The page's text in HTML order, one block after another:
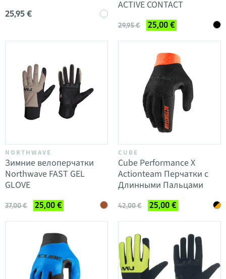
25,95 €
ACTIVE CONTACT
29,95 € 25,00 €
NORTHWAVE
Зимние велоперчатки
Northwave FAST GEL
GLOVE
37,00 € 25,00 €
CUBE
Cube Performance X
Actionteam Перчатки с
Длинными Пальцами
42,00 € 25,00 €